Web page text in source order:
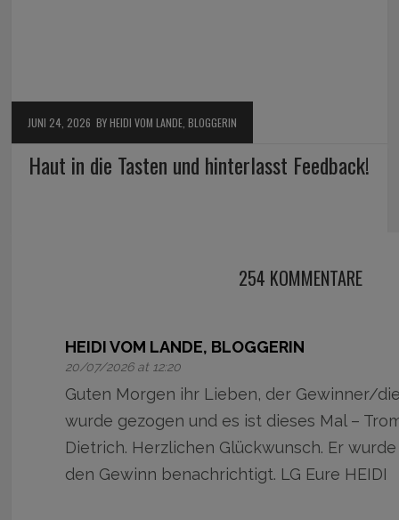
JUNI 24, 2026 BY HEIDI VOM LANDE, BLOGGERIN
Haut in die Tasten und hinterlasst Feedback!
254 KOMMENTARE
HEIDI VOM LANDE, BLOGGERIN
20/07/2026 at 12:20
Guten Morgen ihr Lieben, der Gewinner/
wurde gezogen und es ist dieses Mal –
Dietrich. Herzlichen Glückwunsch. Er
den Gewinn benachrichtigt. LG Eure HEIDI